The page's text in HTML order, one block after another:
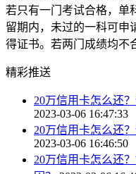
若只有一门考试合格，单
留期内，未过的一科可申
得证书。若两门成绩均不
精彩推送
20万信用卡怎么还
2023-03-06 16:47:33
20万信用卡怎么还
2023-03-06 16:46:50
20万信用卡怎么还